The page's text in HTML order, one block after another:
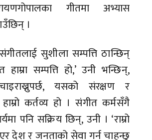
गीतमा अभ्यास
।
सुशीला सम्पत्ति ठान्छिन्
हाम्रा सम्पत्ति हो,’ उनी भन्छिन्,
यसको संरक्षण र
हाम्रो कर्तव्य हो । संगीत कर्मसँगै
पनि सक्रिय छिन्, उनी । ‘राम्रो
देश र जनताको सेवा गर्न चाहन्छु